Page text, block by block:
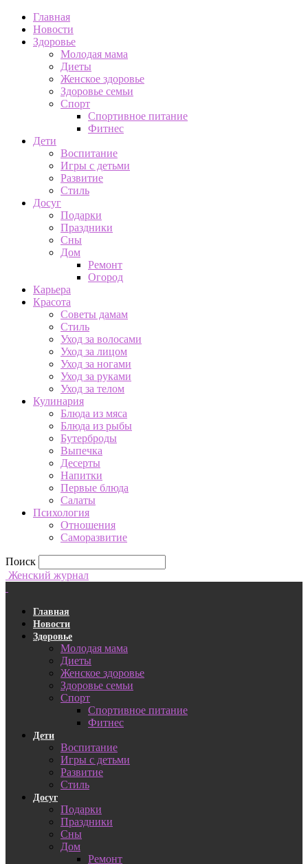
Главная
Новости
Здоровье
Молодая мама
Диеты
Женское здоровье
Здоровье семьи
Спорт
Спортивное питание
Фитнес
Дети
Воспитание
Игры с детьми
Развитие
Стиль
Досуг
Подарки
Праздники
Сны
Дом
Ремонт
Огород
Карьера
Красота
Советы дамам
Стиль
Уход за волосами
Уход за лицом
Уход за ногами
Уход за руками
Уход за телом
Кулинария
Блюда из мяса
Блюда из рыбы
Бутерброды
Выпечка
Десерты
Напитки
Первые блюда
Салаты
Психология
Отношения
Саморазвитие
Поиск
Женский журнал
Главная
Новости
Здоровье
Молодая мама
Диеты
Женское здоровье
Здоровье семьи
Спорт
Спортивное питание
Фитнес
Дети
Воспитание
Игры с детьми
Развитие
Стиль
Досуг
Подарки
Праздники
Сны
Дом
Ремонт